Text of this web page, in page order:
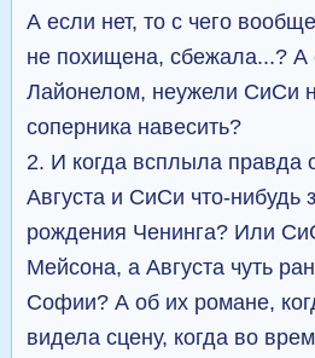
А если нет, то с чего
не похищена, сбежала...? А
Лайонелом, неужели СиСи
соперника навесить?
2. И когда всплыла
Августа и СиСи что-
рождения Ченинга? Или
Мейсона, а Августа чуть
Софии? А об их романе,
видела сцену, когда во